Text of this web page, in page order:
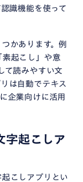
識機能を使って
かあります。例
起こし」や意
て読みやすい文
は自動でテキス
企業向けに活用
字起こしア
こしアプリとい